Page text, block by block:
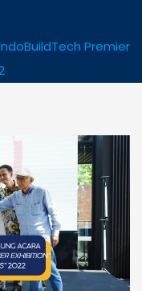
Premier